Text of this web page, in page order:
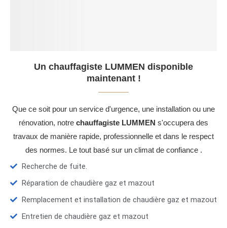
Un chauffagiste LUMMEN disponible
maintenant !
Que ce soit pour un service d'urgence, une installation ou une
rénovation, notre chauffagiste LUMMEN s'occupera des
travaux de manière rapide, professionnelle et dans le respect
des normes. Le tout basé sur un climat de confiance .
Recherche de fuite.
Réparation de chaudière gaz et mazout
Remplacement et installation de chaudière gaz et mazout
Entretien de chaudière gaz et mazout